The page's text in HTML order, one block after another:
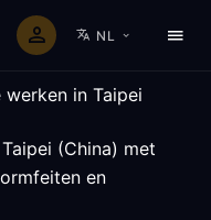
NL
in Taipei
(China) met
en